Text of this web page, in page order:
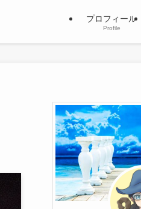
プロフィール
Profile